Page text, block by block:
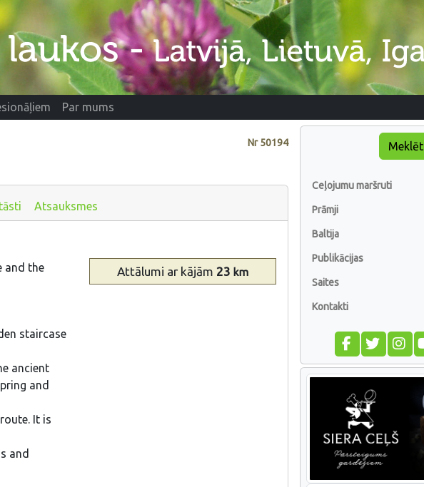
Par mums
Nr50194
Atsauksmes
and the
staircase
ancient
and
It is
and
Attālumi ar kājām 23 km
Meklēt
Ceļojumu maršruti
Prāmji
Baltija
Publikācijas
Saites
Kontakti